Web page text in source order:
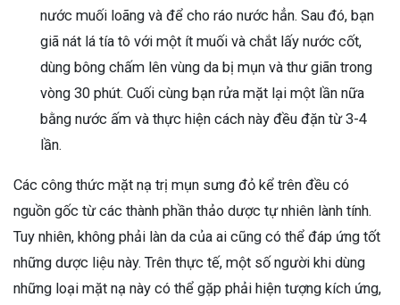
nước muối loãng và để cho ráo nước hẳn. Sau đó, bạn
giã nát lá tía tô với một ít muối và chắt lấy nước cốt,
dùng bông chấm lên vùng da bị mụn và thư giãn trong
vòng 30 phút. Cuối cùng bạn rửa mặt lại một lần nữa
bằng nước ấm và thực hiện cách này đều đặn từ 3-4
lần.
Các công thức mặt nạ trị mụn sưng đỏ kể trên đều có
nguồn gốc từ các thành phần thảo dược tự nhiên lành tính.
Tuy nhiên, không phải làn da của ai cũng có thể đáp ứng tốt
những dược liệu này. Trên thực tế, một số người khi dùng
những loại mặt nạ này có thể gặp phải hiện tượng kích ứng,